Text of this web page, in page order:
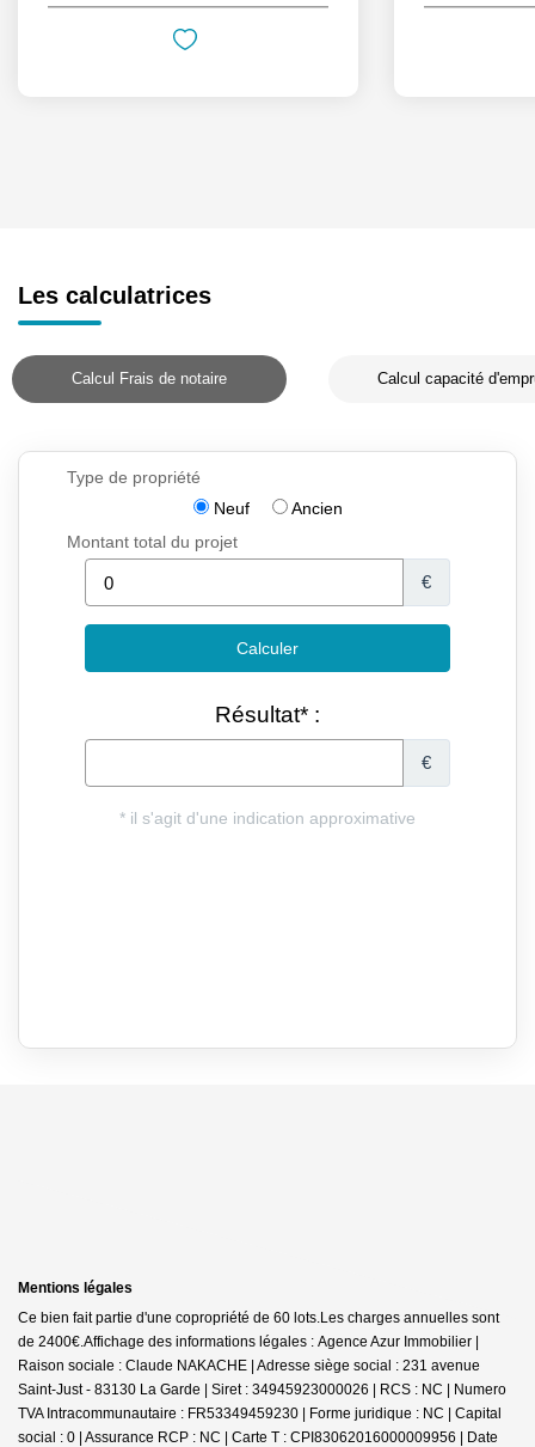
Les calculatrices
Calcul Frais de notaire Calcul capacité
Mentions légales
Ce bien fait partie d'une copropriété de 60 lots.Les charges annuelles sont
de 2400€.Affichage des informations légales : Agence Azur Immobilier |
Raison sociale : Claude NAKACHE | Adresse siège social : 231 avenue
Saint-Just - 83130 La Garde | Siret : 34945923000026 | RCS : NC | Numero
TVA Intracommunautaire : FR53349459230 | Forme juridique : NC | Capital
social : 0 | Assurance RCP : NC | Carte T : CPI83062016000009956 | Date